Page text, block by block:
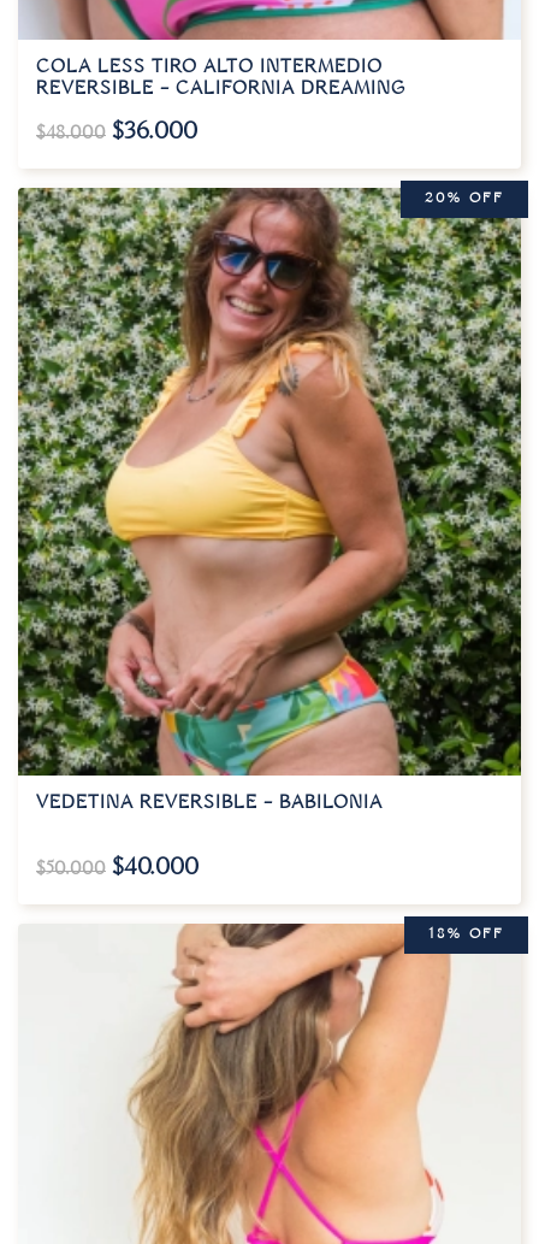
COLA LESS TIRO ALTO INTERMEDIO
REVERSIBLE – CALIFORNIA DREAMING
$48.000 $36.000
20% OFF
VEDETINA REVERSIBLE – BABILONIA
$50.000 $40.000
18% OFF